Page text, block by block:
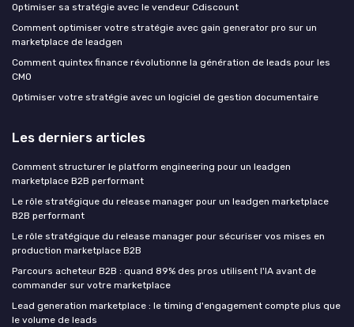
Optimiser sa stratégie avec le vendeur Cdiscount
Comment optimiser votre stratégie avec gain generator pro sur un
marketplace de leadgen
Comment quintex finance révolutionne la génération de leads pour les
CMO
Optimiser votre stratégie avec un logiciel de gestion documentaire
Les derniers articles
Comment structurer le platform engineering pour un leadgen
marketplace B2B performant
Le rôle stratégique du release manager pour un leadgen marketplace
B2B performant
Le rôle stratégique du release manager pour sécuriser vos mises en
production marketplace B2B
Parcours acheteur B2B : quand 89% des pros utilisent l'IA avant de
commander sur votre marketplace
Lead generation marketplace : le timing d'engagement compte plus que
le volume de leads